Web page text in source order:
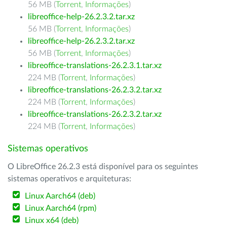
56 MB (Torrent, Informações)
libreoffice-help-26.2.3.2.tar.xz
56 MB (Torrent, Informações)
libreoffice-help-26.2.3.2.tar.xz
56 MB (Torrent, Informações)
libreoffice-translations-26.2.3.1.tar.xz
224 MB (Torrent, Informações)
libreoffice-translations-26.2.3.2.tar.xz
224 MB (Torrent, Informações)
libreoffice-translations-26.2.3.2.tar.xz
224 MB (Torrent, Informações)
Sistemas operativos
O LibreOffice 26.2.3 está disponível para os seguintes
sistemas operativos e arquiteturas:
Linux Aarch64 (deb)
Linux Aarch64 (rpm)
Linux x64 (deb)